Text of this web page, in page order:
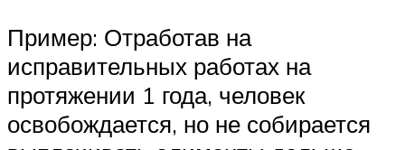
Пример: Отработав на
исправительных работах на
протяжении 1 года, человек
освобождается, но не собирается